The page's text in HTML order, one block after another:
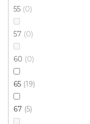
55 0
57 0
60 0
65 19
67 5